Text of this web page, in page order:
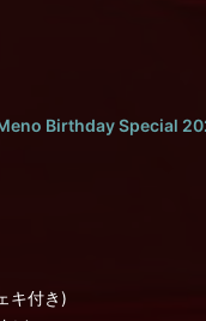
Birthday Special
キ付き)